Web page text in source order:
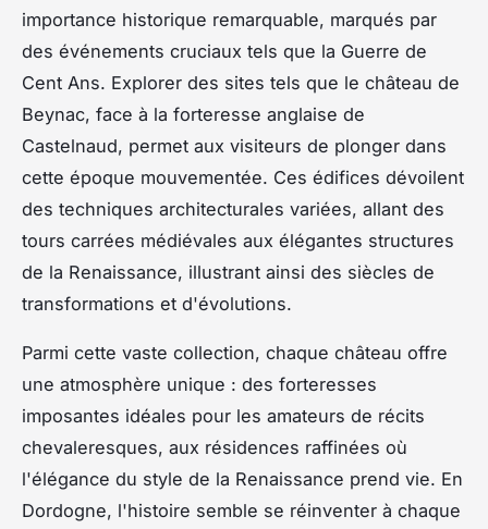
importance historique remarquable, marqués par
des événements cruciaux tels que la Guerre de
Cent Ans. Explorer des sites tels que le château de
Beynac, face à la forteresse anglaise de
Castelnaud, permet aux visiteurs de plonger dans
cette époque mouvementée. Ces édifices dévoilent
des techniques architecturales variées, allant des
tours carrées médiévales aux élégantes structures
de la Renaissance, illustrant ainsi des siècles de
transformations et d'évolutions.
Parmi cette vaste collection, chaque château offre
une atmosphère unique : des forteresses
imposantes idéales pour les amateurs de récits
chevaleresques, aux résidences raffinées où
l'élégance du style de la Renaissance prend vie. En
Dordogne, l'histoire semble se réinventer à chaque